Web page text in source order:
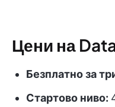
Цени на
Безплатно за
Стартово ниво: